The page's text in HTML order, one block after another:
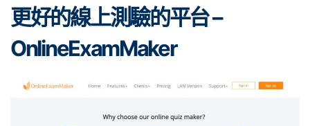
更好的線上測驗的平台 –
OnlineExamMaker